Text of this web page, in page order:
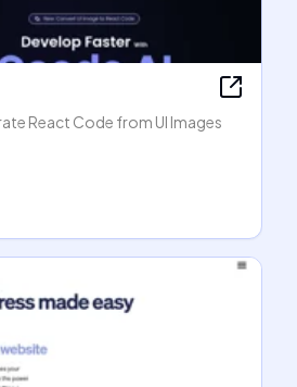
React Code from UI Images